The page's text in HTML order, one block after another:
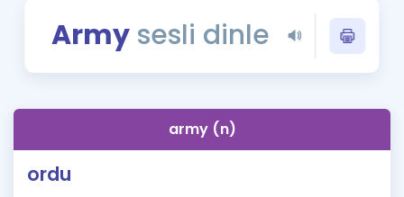
Rehberlik Aracı
Blog
Army sesli dinle
army (n)
ordu